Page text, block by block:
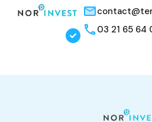
03 21 65 64